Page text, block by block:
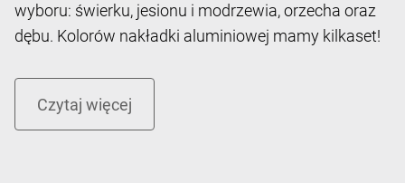
wyboru: świerku, jesionu i modrzewia, orzecha oraz
dębu. Kolorów nakładki aluminiowej mamy kilkaset!